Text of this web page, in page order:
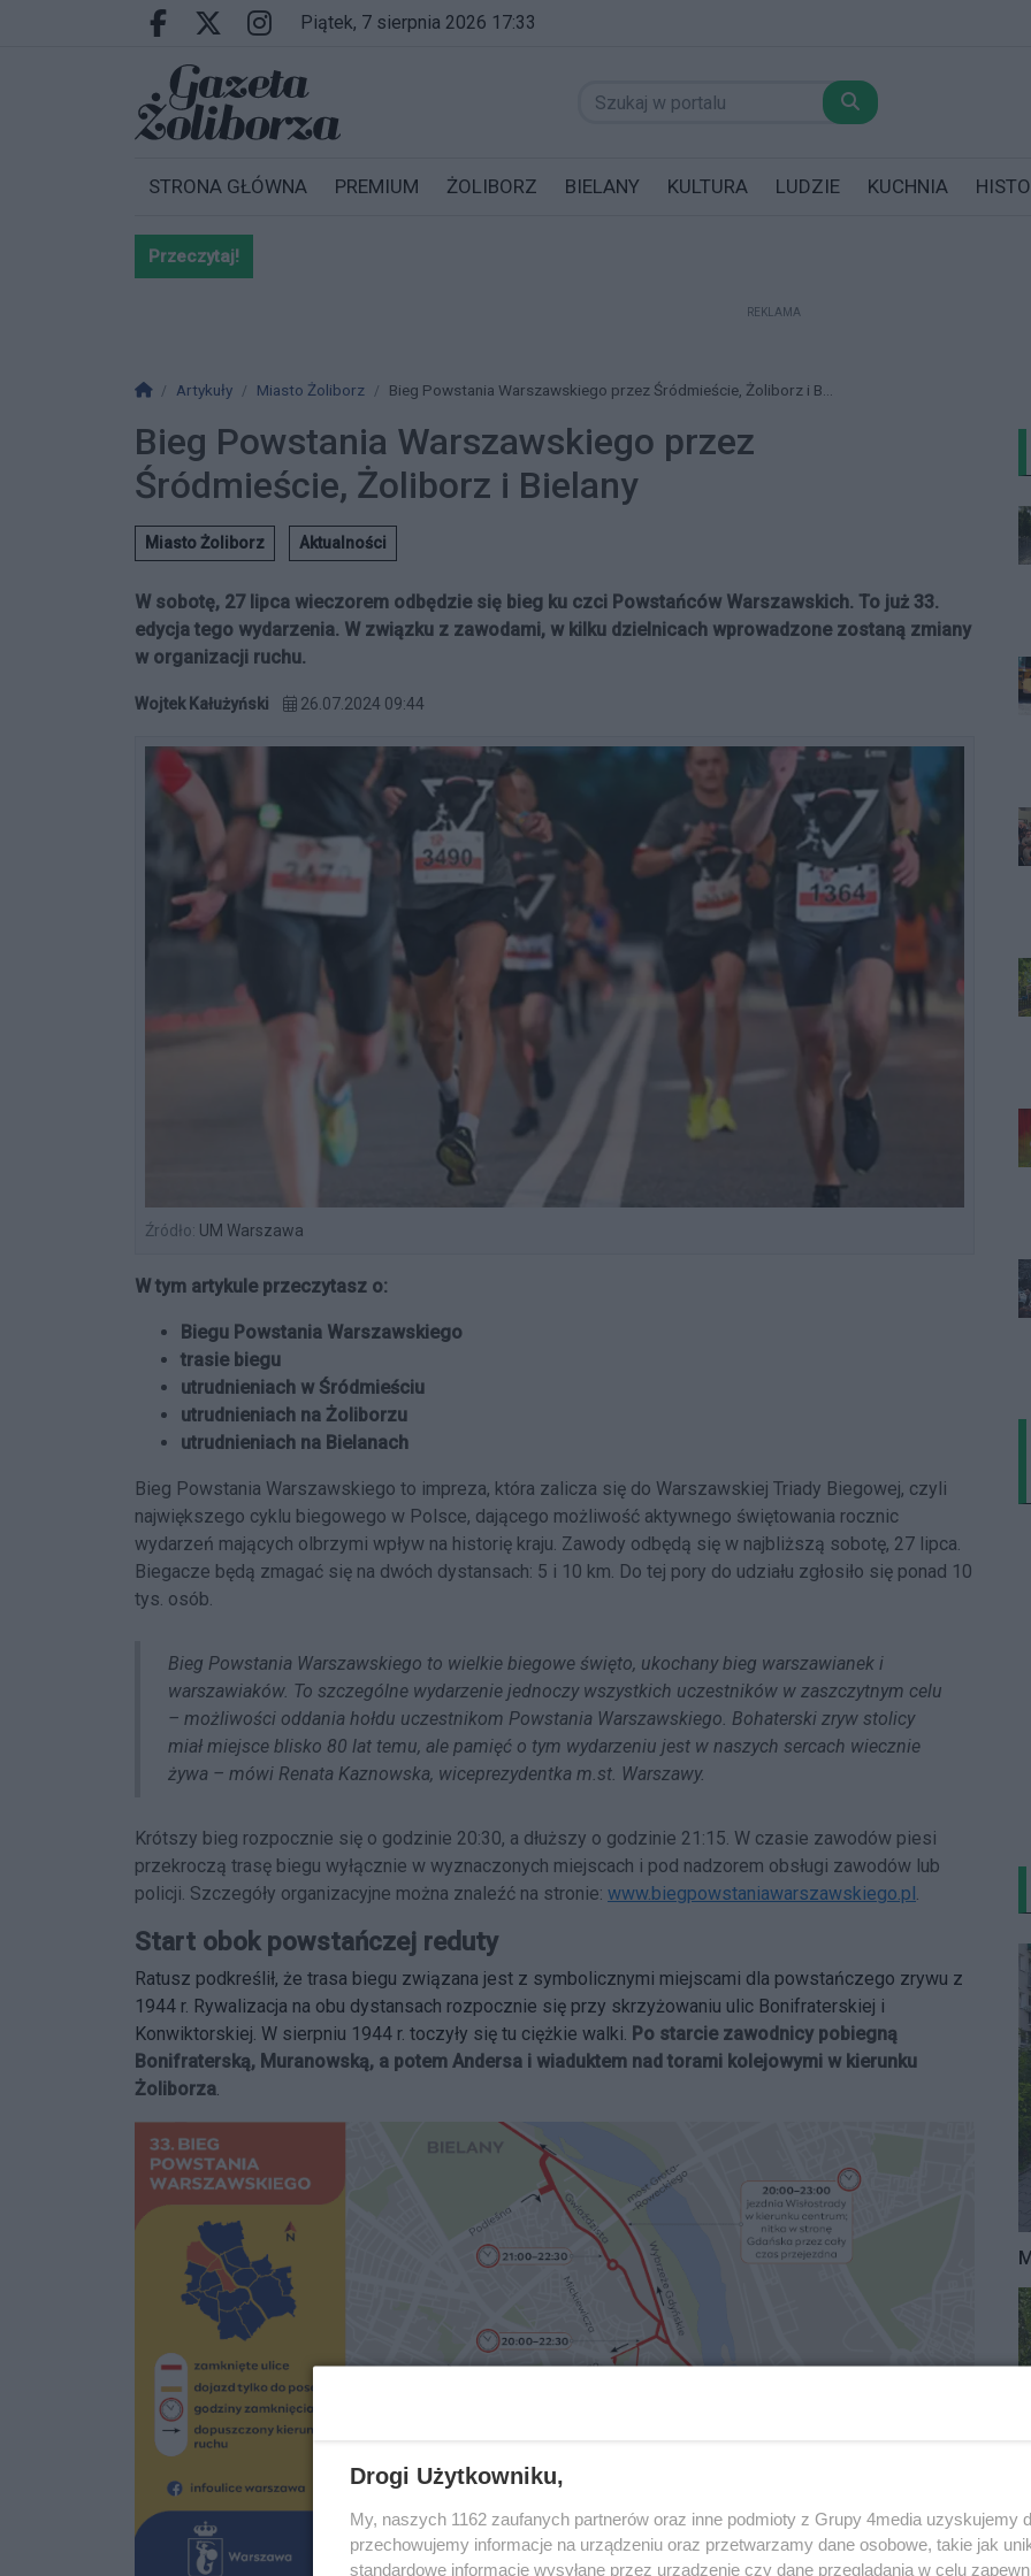
Przejdź do głównych treści
Przejdź do wyszukiwarki
Przejdź do głównego menu
Facebook.com
X.comInstagram.com
piątek, 7 sierpnia 2026 17:33
STRONA GŁÓWNA PREMIUM ŻOLIBORZ BIELANY KULTURA LUDZIE KUCHNIA
Przeczytaj!
REKLAMA
Strona główna
Artykuły Miasto Żoliborz Bieg Powstania Warszawskiego przez Śródmieście, Żoliborz i B...
Bieg Powstania Warszawskiego przez
Śródmieście, Żoliborz i Bielany
Miasto Żoliborz Aktualności
W sobotę, 27 lipca wieczorem odbędzie się bieg ku czci Powstańców Warszawskich. To już 33.
edycja tego wydarzenia. W związku z zawodami, w kilku dzielnicach wprowadzone zostaną zmiany
w organizacji ruchu.
Wojtek Kałużyński 26.07.2024 09:44
Źródło: UM Warszawa
W tym artykule przeczytasz o:
Biegu Powstania Warszawskiego
trasie biegu
utrudnieniach w Śródmieściu
utrudnieniach na Żoliborzu
utrudnieniach na Bielanach
Bieg Powstania Warszawskiego to impreza, która zalicza się do Warszawskiej Triady Biegowej, czyli
największego cyklu biegowego w Polsce, dającego możliwość aktywnego świętowania rocznic
wydarzeń mających olbrzymi wpływ na historię kraju. Zawody odbędą się w najbliższą sobotę, 27 lipca.
Biegacze będą zmagać się na dwóch dystansach: 5 i 10 km. Do tej pory do udziału zgłosiło się ponad 10
tys. osób.
Bieg Powstania Warszawskiego to wielkie biegowe święto, ukochany bieg warszawianek i
warszawiaków. To szczególne wydarzenie jednoczy wszystkich uczestników w zaszczytnym celu
– możliwości oddania hołdu uczestnikom Powstania Warszawskiego. Bohaterski zryw stolicy
miał miejsce blisko 80 lat temu, ale pamięć o tym wydarzeniu jest w naszych sercach wiecznie
żywa – mówi Renata Kaznowska, wiceprezydentka m.st. Warszawy.
Krótszy bieg rozpocznie się o godzinie 20:30, a dłuższy o godzinie 21:15. W czasie zawodów piesi
przekroczą trasę biegu wyłącznie w wyznaczonych miejscach i pod nadzorem obsługi zawodów lub
policji. Szczegóły organizacyjne można znaleźć na stronie: www.biegpowstaniawarszawskiego.pl
Start obok powstańczej reduty
Ratusz podkreślił, że trasa biegu związana jest z symbolicznymi miejscami dla powstańczego zrywu z
1944 r. Rywalizacja na obu dystansach rozpocznie się przy skrzyżowaniu ulic Bonifraterskiej i
Konwiktorskiej. W sierpniu 1944 r. toczyły się tu ciężkie walki.
Po starcie zawodnicy pobiegną
Bonifraterską, Muranowską, a potem Andersa i wiaduktem nad torami kolejowymi w kierunku
Żoliborza
Drogi Użytkowniku,
My, naszych 1162 zaufanych partnerów oraz inne podmioty z Grupy 4media uzyskujemy
przechowujemy informacje na urządzeniu oraz przetwarzamy dane osobowe, takie jak
standardowe informacje wysyłane przez urządzenie czy dane przeglądania w celu